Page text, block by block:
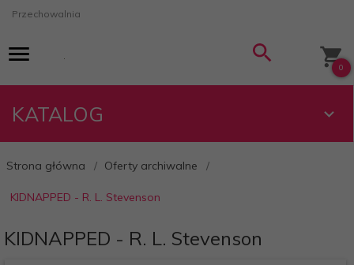
Przechowalnia
0
KATALOG
Strona główna Oferty archiwalne
KIDNAPPED - R. L. Stevenson
KIDNAPPED - R. L. Stevenson